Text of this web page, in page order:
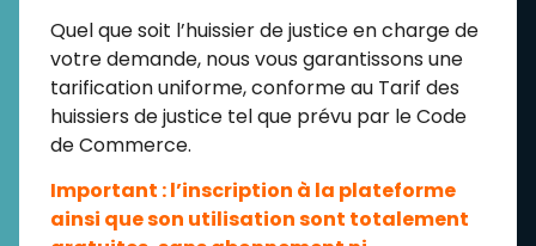
Quel que soit l’huissier de justice en charge de
votre demande, nous vous garantissons une
tarification uniforme, conforme au Tarif des
huissiers de justice tel que prévu par le Code
de Commerce.
Important : l’inscription à la plateforme
ainsi que son utilisation sont totalement